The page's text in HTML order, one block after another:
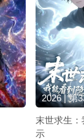
2026 | 第
末世求生
示